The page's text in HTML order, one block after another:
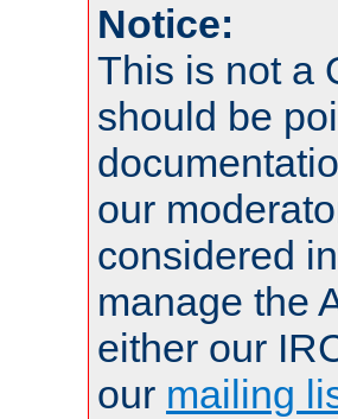
Notice:
This is not a
should be
our
considered
manage the
either our
our mailing